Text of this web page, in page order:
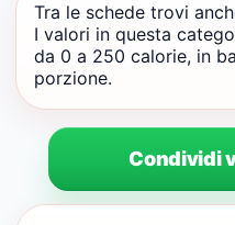
Tra le schede trovi
I valori in questa
da 0 a 250 calorie, in
porzione.
Condividi